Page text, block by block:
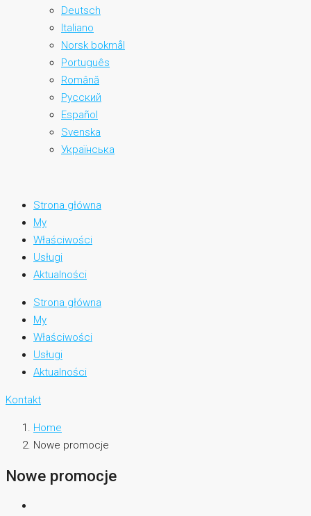
Deutsch
Italiano
Norsk bokmål
Português
Română
Русский
Español
Svenska
Українська
Strona główna
My
Właściwości
Usługi
Aktualności
Strona główna
My
Właściwości
Usługi
Aktualności
Kontakt
Home
Nowe promocje
Nowe promocje